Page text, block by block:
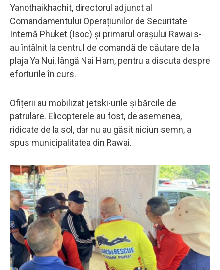
Yanothaikhachit, directorul adjunct al
Comandamentului Operațiunilor de Securitate
Internă Phuket (Isoc) și primarul orașului Rawai s-
au întâlnit la centrul de comandă de căutare de la
plaja Ya Nui, lângă Nai Harn, pentru a discuta despre
eforturile în curs.
Ofițerii au mobilizat jetski-urile și bărcile de
patrulare. Elicopterele au fost, de asemenea,
ridicate de la sol, dar nu au găsit niciun semn, a
spus municipalitatea din Rawai.